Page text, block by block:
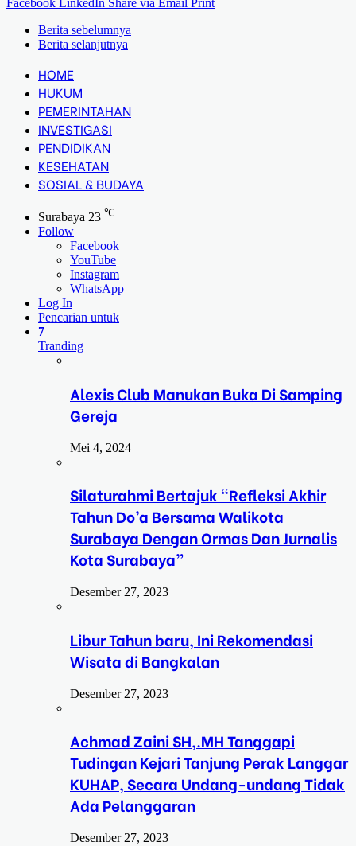
Facebook LinkedIn Share via Email Print
Berita sebelumnya
Berita selanjutnya
HOME
HUKUM
PEMERINTAHAN
INVESTIGASI
PENDIDIKAN
KESEHATAN
SOSIAL & BUDAYA
Surabaya 23 ℃
Follow
Facebook
YouTube
Instagram
WhatsApp
Log In
Pencarian untuk
7
Tranding
Alexis Club Manukan Buka Di Samping
Gereja
Mei 4, 2024
Silaturahmi Bertajuk “Refleksi Akhir
Tahun Do’a Bersama Walikota
Surabaya Dengan Ormas Dan Jurnalis
Kota Surabaya”
Desember 27, 2023
Libur Tahun baru, Ini Rekomendasi
Wisata di Bangkalan
Desember 27, 2023
Achmad Zaini SH,.MH Tanggapi
Tudingan Kejari Tanjung Perak Langgar
KUHAP, Secara Undang-undang Tidak
Ada Pelanggaran
Desember 27, 2023